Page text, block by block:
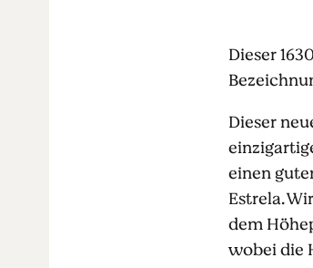
Dieser
Dieser
einen
Estrela.
dem
wobei die